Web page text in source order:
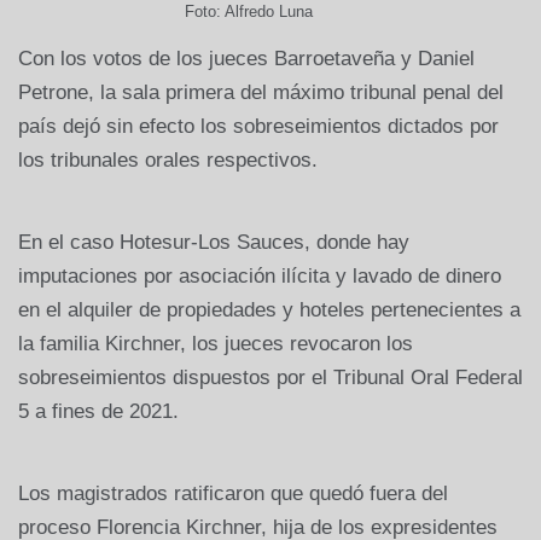
Foto: Alfredo Luna
Con los votos de los jueces Barroetaveña y Daniel
Petrone, la sala primera del máximo tribunal penal del
país dejó sin efecto los sobreseimientos dictados por
los tribunales orales respectivos.
En el caso Hotesur-Los Sauces, donde hay
imputaciones por asociación ilícita y lavado de dinero
en el alquiler de propiedades y hoteles pertenecientes a
la familia Kirchner, los jueces revocaron los
sobreseimientos dispuestos por el Tribunal Oral Federal
5 a fines de 2021.
Los magistrados ratificaron que quedó fuera del
proceso Florencia Kirchner, hija de los expresidentes